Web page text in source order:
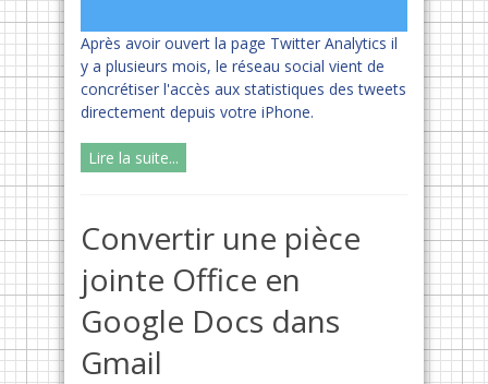
Après avoir ouvert la page Twitter Analytics il
y a plusieurs mois, le réseau social vient de
concrétiser l'accès aux statistiques des tweets
directement depuis votre iPhone.
Lire la suite...
Convertir une pièce
jointe Office en
Google Docs dans
Gmail